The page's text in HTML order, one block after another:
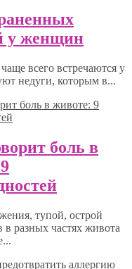
у женщин
всего встречаются у
недуги, которым в...
боль в
тупой, острой
в разных частях живота